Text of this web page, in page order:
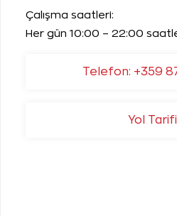
Çalışma saatleri:
Her gün 10:00 – 22:00
Telefon: +359
Yol Tarifi